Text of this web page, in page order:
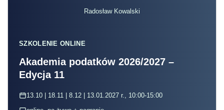
Radosław Kowalski
SZKOLENIE ONLINE
Akademia podatków 2026/2027 –
Edycja 11
13.10 | 18.11 | 8.12 | 13.01.2027 r., 10:00-15:00